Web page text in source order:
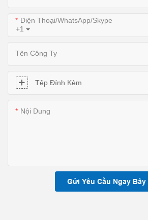
+1
Điện Thoại/WhatsApp/Skype
Tên Công Ty
Tệp Đính Kèm
Nội Dung
Gửi Yêu Cầu Ngay